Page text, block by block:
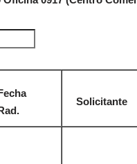
Solicitante